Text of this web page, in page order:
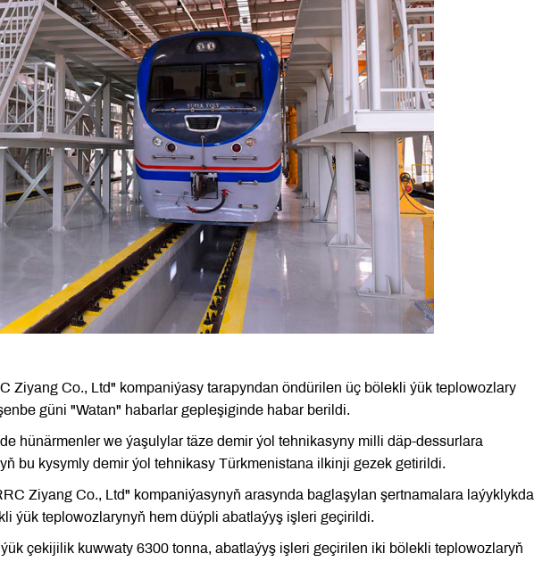
Ziyang Co., Ltd" kompaniýasy tarapyndan öndürilen üç bölekli ýük teplowozlary
güni "Watan" habarlar gepleşiginde habar berildi.
hünärmenler we ýaşulylar täze demir ýol tehnikasyny milli däp-dessurlara
bu kysymly demir ýol tehnikasy Türkmenistana ilkinji gezek getirildi.
Ziyang Co., Ltd" kompaniýasynyň arasynda baglaşylan şertnamalara laýyklykda
ýük teplowozlarynyň hem düýpli abatlaýyş işleri geçirildi.
çekijilik kuwwaty 6300 tonna, abatlaýyş işleri geçirilen iki bölekli teplowozlaryň